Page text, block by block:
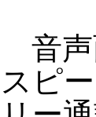
音声
スピ